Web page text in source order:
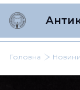
Головна Новини